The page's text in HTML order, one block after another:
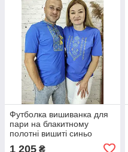
Футболка вишиванка для
пари на блакитному
полотні вишиті синьо
1 205 ₴